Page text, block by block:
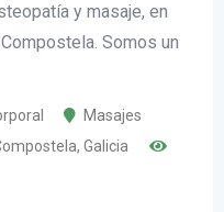
y masaje, en
Somos un
Masajes
, Galicia